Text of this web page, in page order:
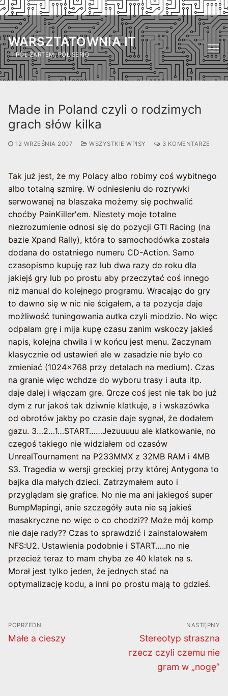
Przejdź
do
treści
WARSZTATOWNIA IT
IT PÓŁ ŻARTEM, PÓŁ SERIO
Made in Poland czyli o rodzimych
grach słów kilka
12 WRZEŚNIA 2007 WSZYSTKIE WPISY 3 KOMENTARZE
Tak już jest, że my Polacy albo robimy coś wybitnego
albo totalną szmirę. W odniesieniu do rozrywki
serwowanej na blaszaka możemy się pochwalić
choćby PainKiller'em. Niestety moje totalne
niezrozumienie odnosi się do pozycji GTI Racing (na
bazie Xpand Rally), która to samochodówka została
dodana do ostatniego numeru CD-Action. Samo
czasopismo kupuję raz lub dwa razy do roku dla
jakiejś gry lub po prostu aby przeczytać coś innego
niż manual do kolejnego programu. Wracając do gry
to dawno się w nic nie ścigałem, a ta pozycja daje
możliwość tuningowania autka czyli miodzio. No więc
odpalam grę i mija kupę czasu zanim wskoczy jakieś
napis, kolejna chwila i w końcu jest menu. Zaczynam
klasycznie od ustawień ale w zasadzie nie było co
zmieniać (1024×768 przy detalach na medium). Czas
na granie więc wchdze do wyboru trasy i auta itp.
daje dalej i włączam gre. Qrcze coś jest nie tak bo już
dym z rur jakoś tak dziwnie klatkuje, a i wskazówka
od obrotów jakby po czasie daje sygnał, że dodałem
gazu. 3…2…1…START……Jezuuuuu ale klatkowanie, no
czegoś takiego nie widziałem od czasów
UnrealTournament na P233MMX z 32MB RAM i 4MB
S3. Tragedia w wersji greckiej przy której Antygona to
bajka dla małych dzieci. Zatrzymałem auto i
przyglądam się grafice. No nie ma ani jakiegoś super
BumpMapingi, anie szczegóły auta nie są jakieś
masakryczne no więc o co chodzi?? Może mój komp
nie daje rady?? Czas to sprawdzić i zainstalowałem
NFS:U2. Ustawienia podobnie i START…..no nie
przecież teraz to mam chyba ze 40 klatek na s.
Morał jest tylko jeden, że jednych stać na
optymalizację kodu, a inni po prostu mają to gdzieś.
Nawigacja
wpisu
POPRZEDNI
Poprzedni
Małe a cieszy
NASTĘPNY
Następny
wpis:
Stereotyp straszna
rzecz czyli czemu nie
gram w „nogę”